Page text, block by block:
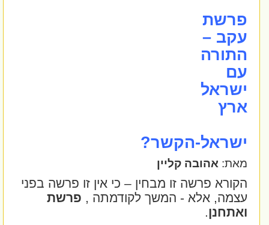
פרשת
עקב –
התורה
עם
ישראל
ארץ
ישראל-הקשר?
מאת:אהובה קליין
הקורא פרשה זו מבחין – כי אין זו פרשה בפני
עצמה, אלא - המשך לקודמתה ,פרשת
ואתחנן.